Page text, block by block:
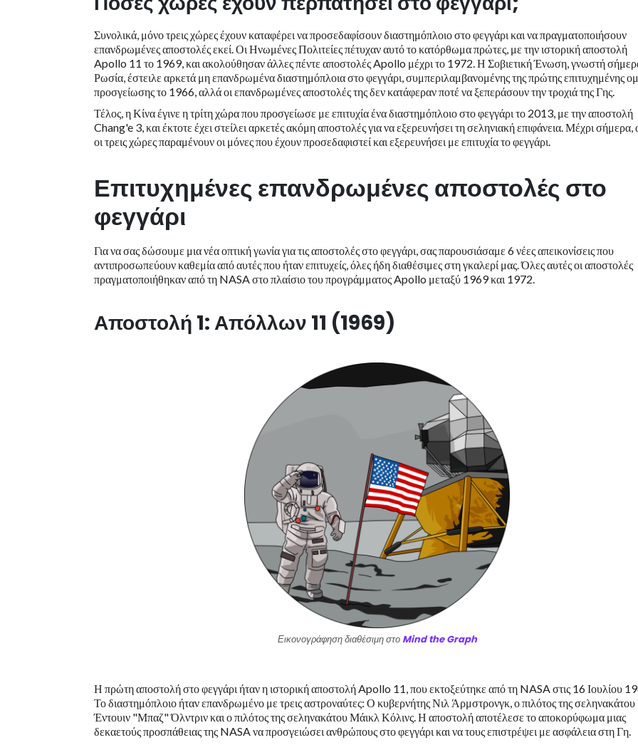
Συνολικά, μόνο τρεις χώρες έχουν καταφέρει να προσεδαφίσουν διαστημόπλοιο στο φεγγάρι και να πραγματοποιήσουν
επανδρωμένες αποστολές εκεί. Οι Ηνωμένες Πολιτείες πέτυχαν αυτό το κατόρθωμα πρώτες, με την ιστορική αποστολή
Apollo 11 το 1969, και ακολούθησαν άλλες πέντε αποστολές Apollo μέχρι το 1972. Η Σοβιετική Ένωση, γνωστή
Ρωσία, έστειλε αρκετά μη επανδρωμένα διαστημόπλοια στο φεγγάρι, συμπεριλαμβανομένης της πρώτης επιτυχημένης
προσγείωσης το 1966, αλλά οι επανδρωμένες αποστολές της δεν κατάφεραν ποτέ να ξεπεράσουν την τροχιά της Γης.
Τέλος, η Κίνα έγινε η τρίτη χώρα που προσγείωσε με επιτυχία ένα διαστημόπλοιο στο φεγγάρι το 2013, με την αποστολή
Chang'e 3, και έκτοτε έχει στείλει αρκετές ακόμη αποστολές για να εξερευνήσει τη σεληνιακή επιφάνεια. Μέχρι σήμερα,
οι τρεις χώρες παραμένουν οι μόνες που έχουν προσεδαφιστεί και εξερευνήσει με επιτυχία το φεγγάρι.
Επιτυχημένες επανδρωμένες αποστολές στο
φεγγάρι
Για να σας δώσουμε μια νέα οπτική γωνία για τις αποστολές στο φεγγάρι, σας παρουσιάσαμε 6 νέες απεικονίσεις που
αντιπροσωπεύουν καθεμία από αυτές που ήταν επιτυχείς, όλες ήδη διαθέσιμες στη γκαλερί μας. Όλες αυτές οι αποστολές
πραγματοποιήθηκαν από τη NASA στο πλαίσιο του προγράμματος Apollo μεταξύ 1969 και 1972.
Αποστολή 1: Απόλλων 11 (1969)
Εικονογράφηση διαθέσιμη στο Mind the Graph
Η πρώτη αποστολή στο φεγγάρι ήταν η ιστορική αποστολή Apollo 11, που εκτοξεύτηκε από τη NASA στις 16 Ιουλίου
Το διαστημόπλοιο ήταν επανδρωμένο με τρεις αστροναύτες: Ο κυβερνήτης Νιλ Άρμστρονγκ, ο πιλότος της σεληνακάτου
Έντουιν "Μπαζ" Όλντριν και ο πιλότος της σεληνακάτου Μάικλ Κόλινς. Η αποστολή αποτέλεσε το αποκορύφωμα μιας
δεκαετούς προσπάθειας της NASA να προσγειώσει ανθρώπους στο φεγγάρι και να τους επιστρέψει με ασφάλεια στη Γη.